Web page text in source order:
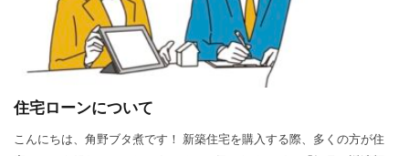
住宅ローンについて
こんにちは、角野ブタ煮です！ 新築住宅を購入する際、多くの方が住